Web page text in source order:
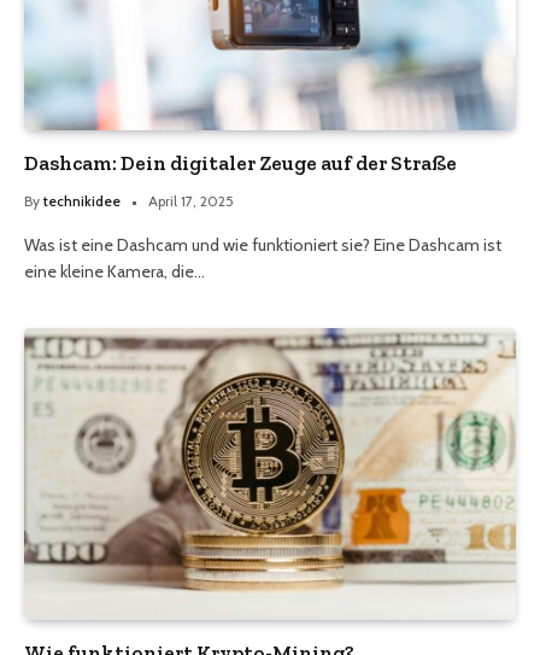
Dashcam: Dein digitaler Zeuge auf der Straße
By technikidee April 17, 2025
Was ist eine Dashcam und wie funktioniert sie? Eine Dashcam ist
eine kleine Kamera, die…